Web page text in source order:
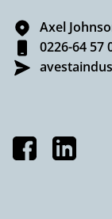
Axel
0226-64 57